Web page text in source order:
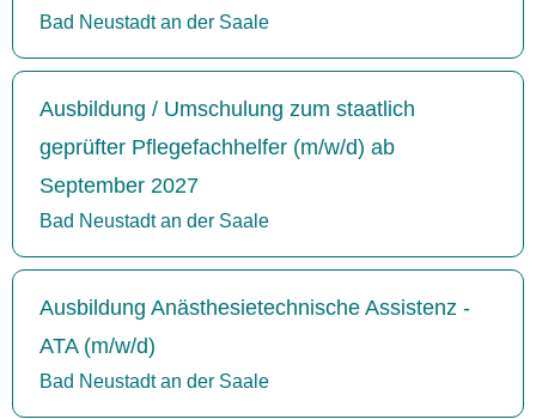
Bad Neustadt an der Saale
Ausbildung / Umschulung zum staatlich
geprüfter Pflegefachhelfer (m/w/d) ab
September 2027
Bad Neustadt an der Saale
Ausbildung Anästhesietechnische Assistenz -
ATA (m/w/d)
Bad Neustadt an der Saale